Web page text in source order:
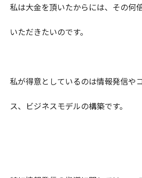
私は大金を頂いたからには、その何
いただきたいのです。
私が得意としているのは情報発信や
ス、ビジネスモデルの構築です。